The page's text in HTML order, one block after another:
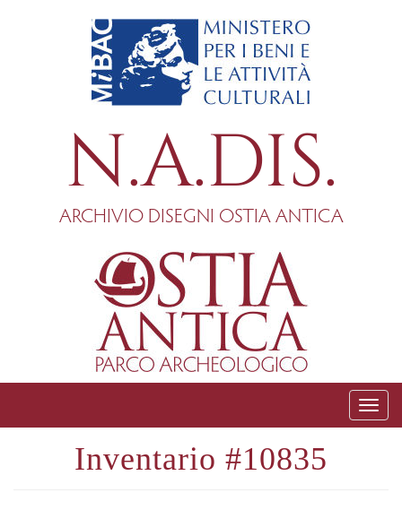
N.A.DIS.
ARCHIVIO DISEGNI OSTIA ANTICA
10835